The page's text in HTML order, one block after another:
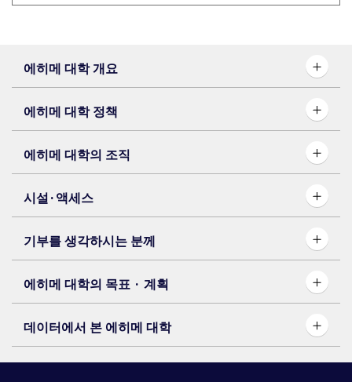
에히메 대학 개요
에히메 대학 정책
에히메 대학의 조직
시설·액세스
기부를 생각하시는 분께
에히메 대학의 목표 · 계획
데이터에서 본 에히메 대학